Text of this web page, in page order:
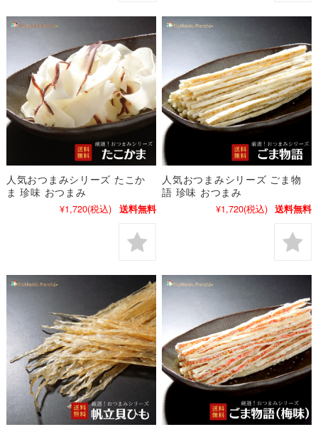
人気おつまみシリーズ たこか
ま 珍味 おつまみ
¥1,720(税込) 送料無料
人気おつまみシリーズ ごま物
語 珍味 おつまみ
¥1,720(税込) 送料無料